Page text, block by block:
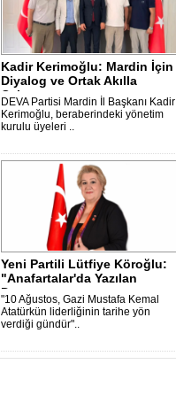
Kadir Kerimoğlu: Mardin İçin
Diyalog ve Ortak Akılla
Çalışac..
DEVA Partisi Mardin İl Başkanı Kadir
Kerimoğlu, beraberindeki yönetim
kurulu üyeleri ..
Yeni Partili Lütfiye Köroğlu:
"Anafartalar'da Yazılan
Destan..
"10 Ağustos, Gazi Mustafa Kemal
Atatürkün liderliğinin tarihe yön
verdiği gündür"..